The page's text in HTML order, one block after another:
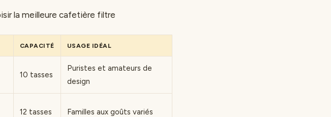
la meilleure cafetière filtre
CAPACITÉ USAGE IDÉAL
10 tasses
Puristes et amateurs de
design
12 tasses Familles aux goûts variés